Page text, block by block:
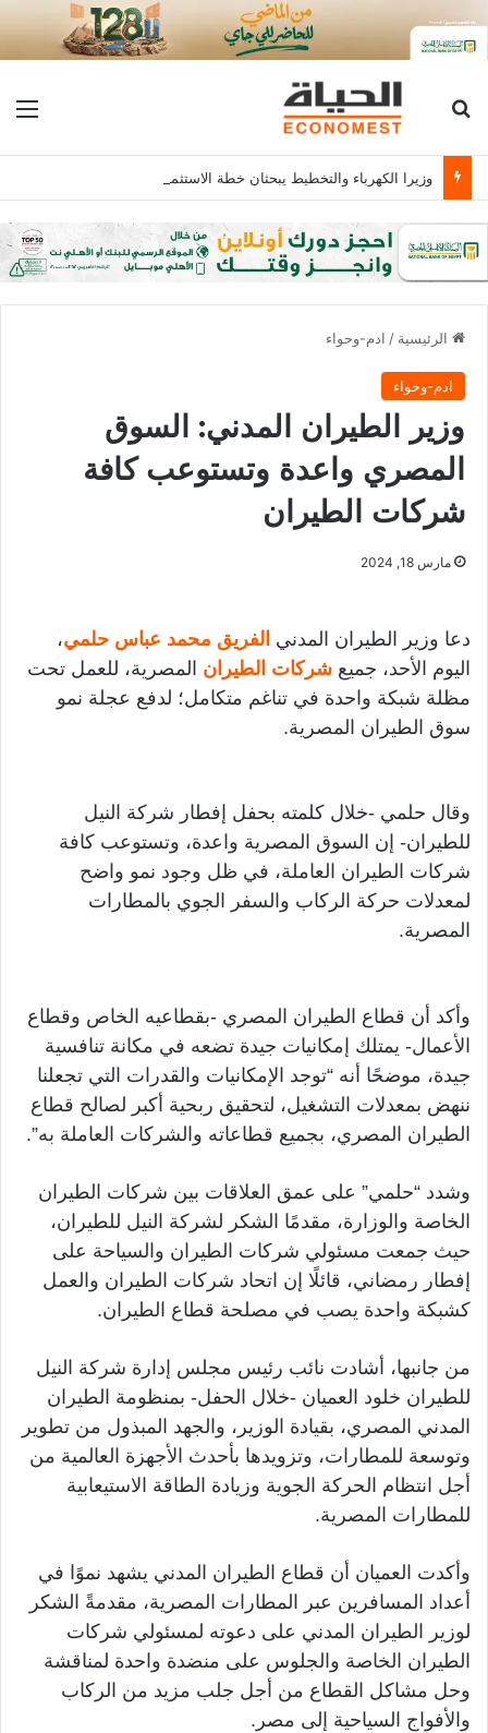
بحث عن
الرئيسية / ادم-وحواء
ادم-وحواء
وزير الطيران المدني: السوق
المصري واعدة وتستوعب كافة
شركات الطيران
مارس 18, 2024
دعا وزير الطيران المدني الفريق محمد عباس حلمي،
اليوم الأحد، جميع شركات الطيران المصرية، للعمل تحت
مظلة شبكة واحدة في تناغم متكامل؛ لدفع عجلة نمو
سوق الطيران المصرية.
وقال حلمي -خلال كلمته بحفل إفطار شركة النيل
للطيران- إن السوق المصرية واعدة، وتستوعب كافة
شركات الطيران العاملة، في ظل وجود نمو واضح
لمعدلات حركة الركاب والسفر الجوي بالمطارات
المصرية.
وأكد أن قطاع الطيران المصري -بقطاعيه الخاص وقطاع
الأعمال- يمتلك إمكانيات جيدة تضعه في مكانة تنافسية
جيدة، موضحًا أنه “توجد الإمكانيات والقدرات التي تجعلنا
ننهض بمعدلات التشغيل، لتحقيق ربحية أكبر لصالح قطاع
الطيران المصري، بجميع قطاعاته والشركات العاملة به”.
وشدد “حلمي” على عمق العلاقات بين شركات الطيران
الخاصة والوزارة، مقدمًا الشكر لشركة النيل للطيران،
حيث جمعت مسئولي شركات الطيران والسياحة على
إفطار رمضاني، قائلًا إن اتحاد شركات الطيران والعمل
كشبكة واحدة يصب في مصلحة قطاع الطيران.
من جانبها، أشادت نائب رئيس مجلس إدارة شركة النيل
للطيران خلود العميان -خلال الحفل- بمنظومة الطيران
المدني المصري، بقيادة الوزير، والجهد المبذول من تطوير
وتوسعة للمطارات، وتزويدها بأحدث الأجهزة العالمية من
أجل انتظام الحركة الجوية وزيادة الطاقة الاستيعابية
للمطارات المصرية.
وأكدت العميان أن قطاع الطيران المدني يشهد نموًا في
أعداد المسافرين عبر المطارات المصرية، مقدمةً الشكر
لوزير الطيران المدني على دعوته لمسئولي شركات
الطيران الخاصة والجلوس على منضدة واحدة لمناقشة
وحل مشاكل القطاع من أجل جلب مزيد من الركاب
والأفواج السياحية إلى مصر.